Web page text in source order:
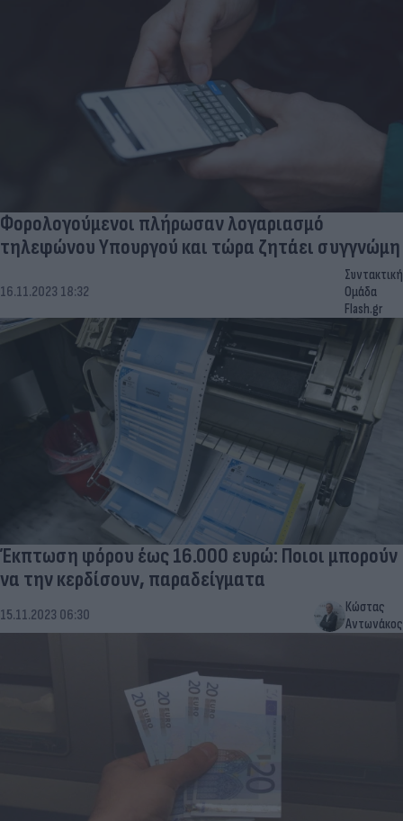
Φορολογούμενοι πλήρωσαν λογαριασμό
τηλεφώνου Υπουργού και τώρα ζητάει συγγνώμη
16.11.2023 18:32
Συντακτική
Ομάδα
Flash.gr
Έκπτωση φόρου έως 16.000 ευρώ: Ποιοι μπορούν
να την κερδίσουν, παραδείγματα
15.11.2023 06:30
Κώστας
Αντωνάκος